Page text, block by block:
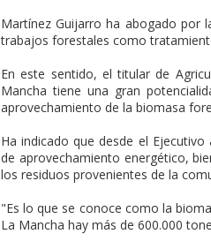
Martínez Guijarro ha abogado por
trabajos forestales como
En este sentido, el titular de
Mancha tiene una gran
aprovechamiento de la biomasa
Ha indicado que desde el
de aprovechamiento energético,
los residuos provenientes de la
"Es lo que se conoce como la
La Mancha hay más de 600.000